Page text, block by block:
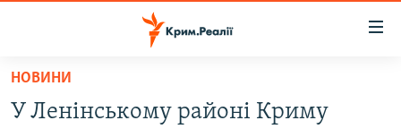
Перейти
основного
НОВИНИ
У Ленінському районі Криму